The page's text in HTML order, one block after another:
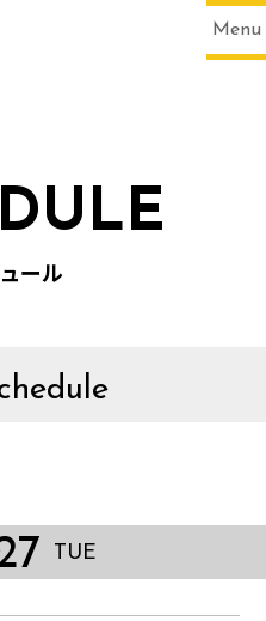
Menu
ール
TUE